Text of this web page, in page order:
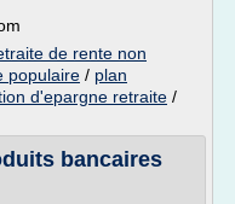
de rente non
populaire / plan
d'epargne retraite /
bancaires